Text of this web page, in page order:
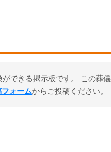
できる掲示板です。 この葬
ォームからご投稿ください。